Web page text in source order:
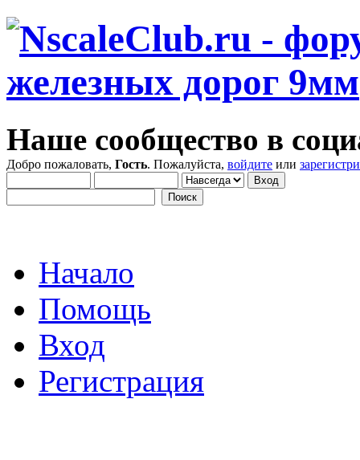
Наше сообщество в
Добро пожаловать, Гость. Пожалуйста, войдите или
Начало
Помощь
Вход
Регистрация